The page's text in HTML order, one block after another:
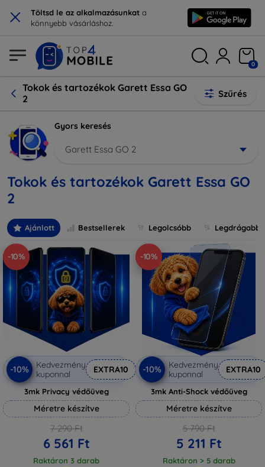
× Töltsd le az alkalmazásunkat a
könnyebb vásárláshoz.
0
Tokok és tartozékok Garett Essa GO
2
Szűrés
Gyors keresés
Garett Essa GO 2
Tokok és tartozékok Garett Essa GO
2
Ajánlott Bestsellerek Legolcsóbb Legdrágabb
-10%
-10%
Kedvezmény
kuponnal
EXTRA10
3mk Privacy védőüveg
Méretre készítve
7 290 Ft
6 561 Ft
Raktáron 3 darab
-10%
-10%
Kedvezmény
kuponnal
EXTRA10
3mk Anti-Shock védőüveg
Méretre készítve
5 790 Ft
5 211 Ft
Raktáron > 5 darab